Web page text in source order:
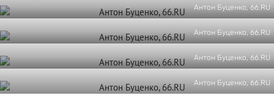
Антон Буценко, 66.RU
Антон Буценко, 66.RU
Антон Буценко, 66.RU
Антон Буценко, 66.RU